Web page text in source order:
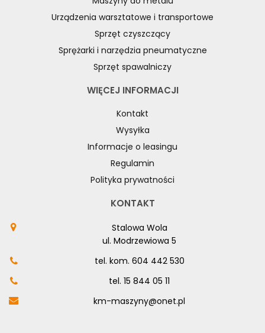
Urządzenia warsztatowe i transportowe
Sprzęt czyszczący
Sprężarki i narzędzia pneumatyczne
Sprzęt spawalniczy
WIĘCEJ INFORMACJI
Kontakt
Wysyłka
Informacje o leasingu
Regulamin
Polityka prywatności
KONTAKT
Stalowa Wola
ul. Modrzewiowa 5
tel. kom. 604 442 530
tel. 15 844 05 11
km-maszyny@onet.pl